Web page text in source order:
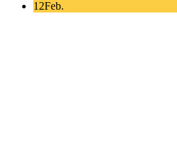
12Feb.